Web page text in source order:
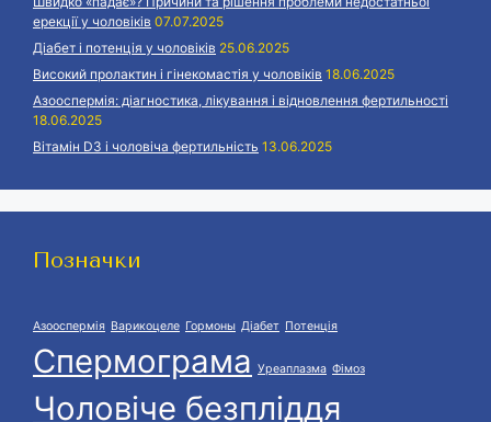
ерекції у чоловіків 07.07.2025
Діабет і потенція у чоловіків 25.06.2025
Високий пролактин і гінекомастія у чоловіків 18.06.2025
Азооспермія: діагностика, лікування і відновлення фертильності
18.06.2025
Вітамін D3 і чоловіча фертильність 13.06.2025
Позначки
Азооспермія Варикоцеле Гормоны Діабет Потенція
Спермограма Уреаплазма Фімоз
Чоловіче безпліддя